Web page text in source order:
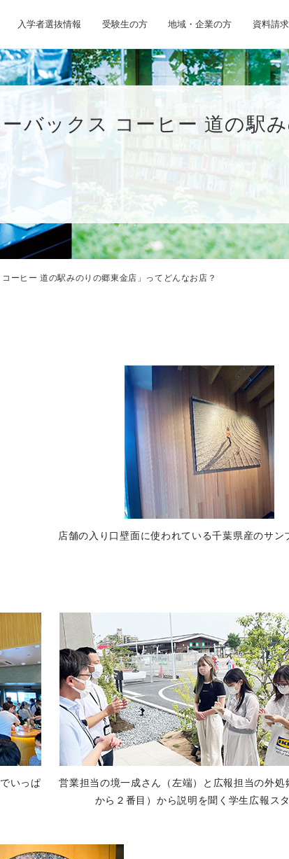
入学者選抜情報 受験生の方 地域・企業の方 資料請求
バックス コーヒー 道の駅
ーヒー 道の駅みのりの郷東金店」ってどんなお店？
店舗の入り口壁面に使われている千葉県産のサン
いっぱ
営業担当の境一成さん（左端）と広報担当の外処
から２番目）から説明を聞く学生広報ス